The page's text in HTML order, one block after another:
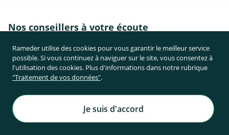
Nos conseillers à votre écoute
Du lundi au vendredi de
8h30 à 18h00
Vers la page de contact
Rameder utilise des cookies pour vous garantir le meilleur service
possible. Si vous continuez à naviguer sur le site, vous consentez à
l'utilisation des cookies. Plus d'informations dans notre rubrique
"Traitement de vos données".
Je suis d'accord